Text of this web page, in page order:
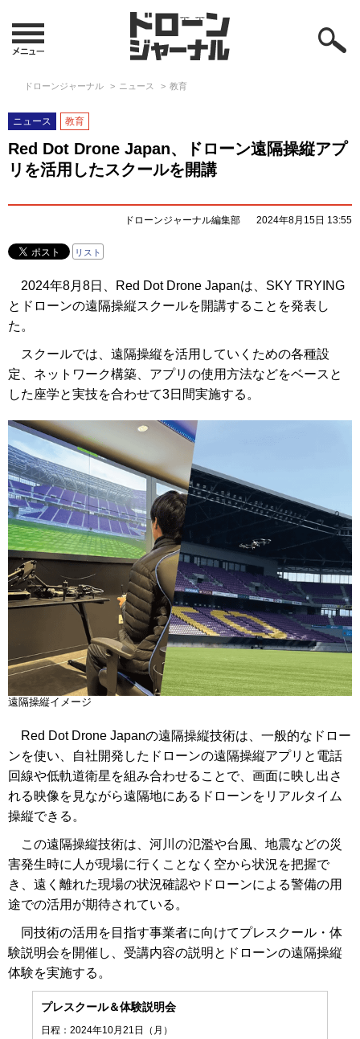
ドローンジャーナル ニュース 教育
ニュース 教育
Red Dot Drone Japan、ドローン遠隔操縦アプ
リを活用したスクールを開講
ドローンジャーナル編集部 2024年8月15日 13:55
リスト
2024年8月8日、Red Dot Drone Japanは、SKY TRYING
とドローンの遠隔操縦スクールを開講することを発表し
た。
スクールでは、遠隔操縦を活用していくための各種設
定、ネットワーク構築、アプリの使用方法などをベースと
した座学と実技を合わせて3日間実施する。
遠隔操縦イメージ
Red Dot Drone Japanの遠隔操縦技術は、一般的なドロー
ンを使い、自社開発したドローンの遠隔操縦アプリと電話
回線や低軌道衛星を組み合わせることで、画面に映し出さ
れる映像を見ながら遠隔地にあるドローンをリアルタイム
操縦できる。
この遠隔操縦技術は、河川の氾濫や台風、地震などの災
害発生時に人が現場に行くことなく空から状況を把握で
き、遠く離れた現場の状況確認やドローンによる警備の用
途での活用が期待されている。
同技術の活用を目指す事業者に向けてプレスクール・体
験説明会を開催し、受講内容の説明とドローンの遠隔操縦
体験を実施する。
プレスクール＆体験説明会
日程：2024年10月21日（月）